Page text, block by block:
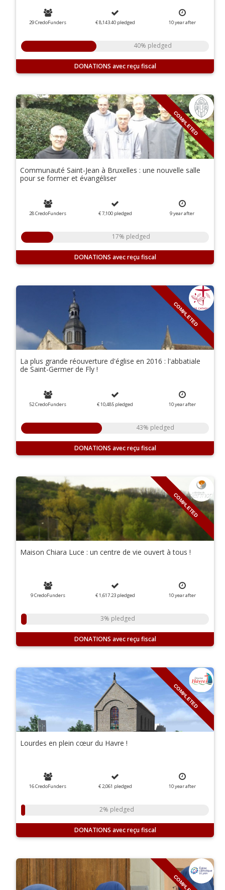
29 CredoFunders € 8,143.40 pledged 10yearafter
40% pledged
DONATIONS
COMPLETED
Communauté Saint-Jean à Bruxelles : une nouvelle salle
pour se former et évangéliser
28 CredoFunders € 7,100 pledged 9yearafter
17% pledged
DONATIONS
COMPLETED
La plus grande réouverture d'église en 2016 : l'abbatiale
de Saint-Germer de Fly !
52 CredoFunders € 10,485 pledged 10yearafter
43% pledged
DONATIONS
COMPLETED
Maison Chiara Luce : un centre de vie ouvert à tous !
9 CredoFunders € 1,617.23 pledged 10yearafter
3% pledged
DONATIONS
COMPLETED
Lourdes en plein cœur du Havre !
16 CredoFunders € 2,061 pledged 10yearafter
2% pledged
DONATIONS